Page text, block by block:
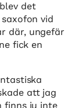
det
vid
där, ungefär
fick en
att jag
finns ju inte